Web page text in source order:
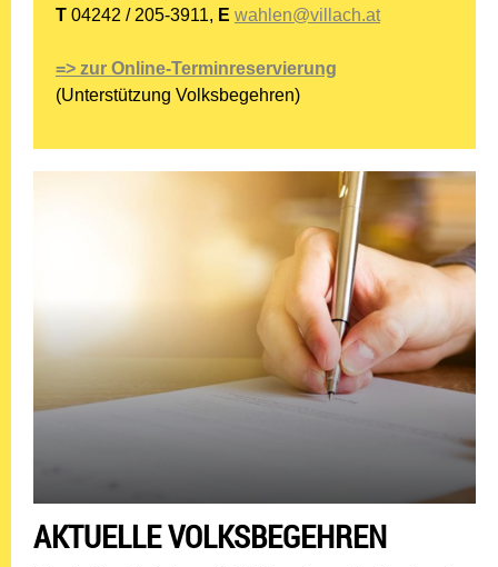
T 04242 / 205-3911, E wahlen@villach.at
=> zur Online-Terminreservierung
(Unterstützung Volksbegehren)
AKTUELLE VOLKSBEGEHREN